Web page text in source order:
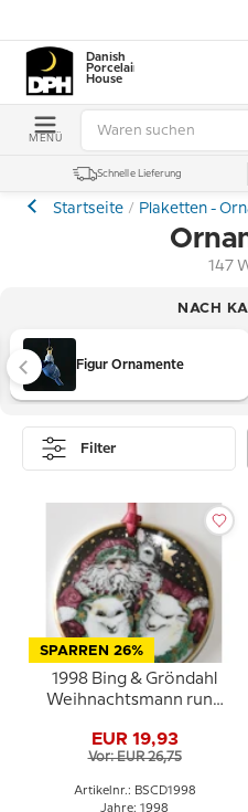
Danish
Porcelain
House
MENÜ
Schnelle Lieferung
Startseite Plaketten -
147
NACH
Figur Ornamente
Filter
SPARREN 26%
1998 Bing & Gröndahl
Weihnachtsmann rund
EUR 19,93
Vor: EUR 26,75
Artikelnr.: BSCD1998
Jahre: 1998